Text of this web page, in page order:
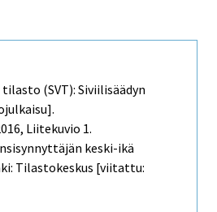
(SVT): Siviilisäädyn
Liitekuvio 1.
keski-ikä
Tilastokeskus [viitattu: